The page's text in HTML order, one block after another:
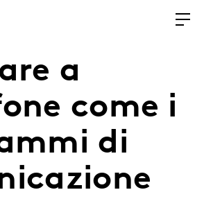
a
come i
di